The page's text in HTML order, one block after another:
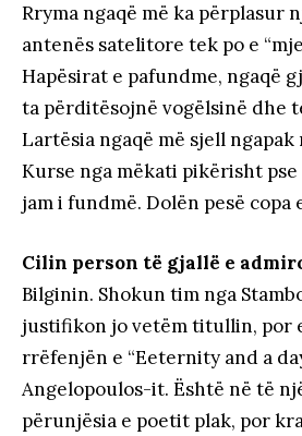
Rryma ngaqë më ka përplasur
antenës satelitore tek po e
Hapësirat e pafundme, ngaqë
ta përditësojnë vogëlsinë dhe
Lartësia ngaqë më sjell
Kurse nga mëkati pikërisht
jam i fundmë. Dolën pesë copa
Cilin person të gjallë e
Bilginin. Shokun tim nga
justifikon jo vetëm titullin, por
rrëfenjën e “Eeternity and a
Angelopoulos-it. Është në të
përunjësia e poetit plak, por